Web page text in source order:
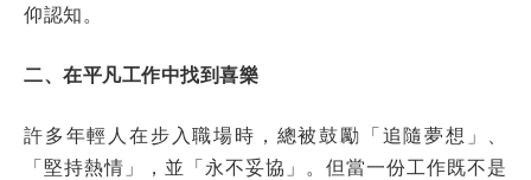
仰認知。
二、在平凡工作中找到喜樂
許多年輕人在步入職場時，總被鼓勵「追隨夢想」、
「堅持熱情」，並「永不妥協」。但當一份工作既不是